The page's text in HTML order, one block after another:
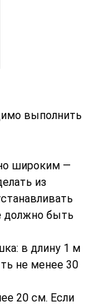
выполнить
широким —
из
должно быть
в длину 1 м
не менее 30
20 см. Если